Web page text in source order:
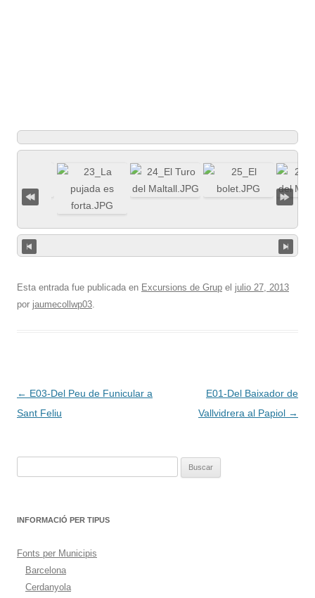
Esta entrada fue publicada en Excursions de Grup el julio 27, 2013
por jaumecollwp03.
Navegación
de
← E03-Del Peu de Funicular a
Sant Feliu
E01-Del Baixador de
Vallvidrera al Papiol →
INFORMACIÓ PER TIPUS
Fonts per Municipis
Barcelona
Cerdanyola